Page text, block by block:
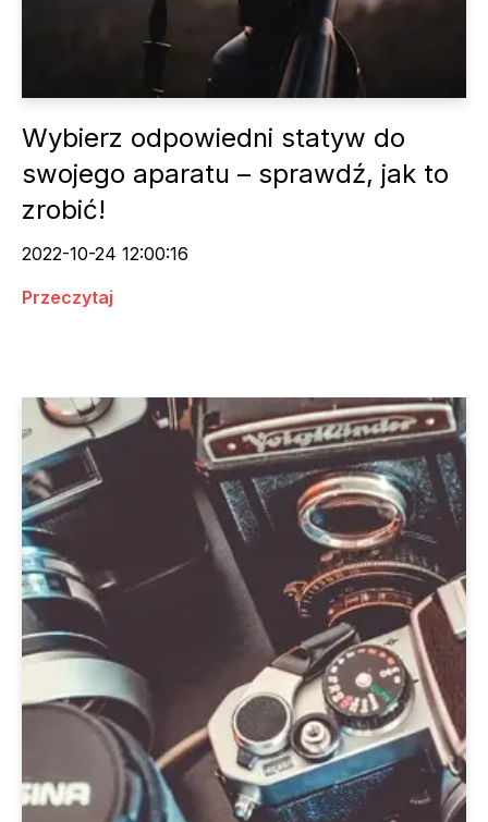
Wybierz odpowiedni statyw do
swojego aparatu – sprawdź, jak to
zrobić!
2022-10-24 12:00:16
Przeczytaj